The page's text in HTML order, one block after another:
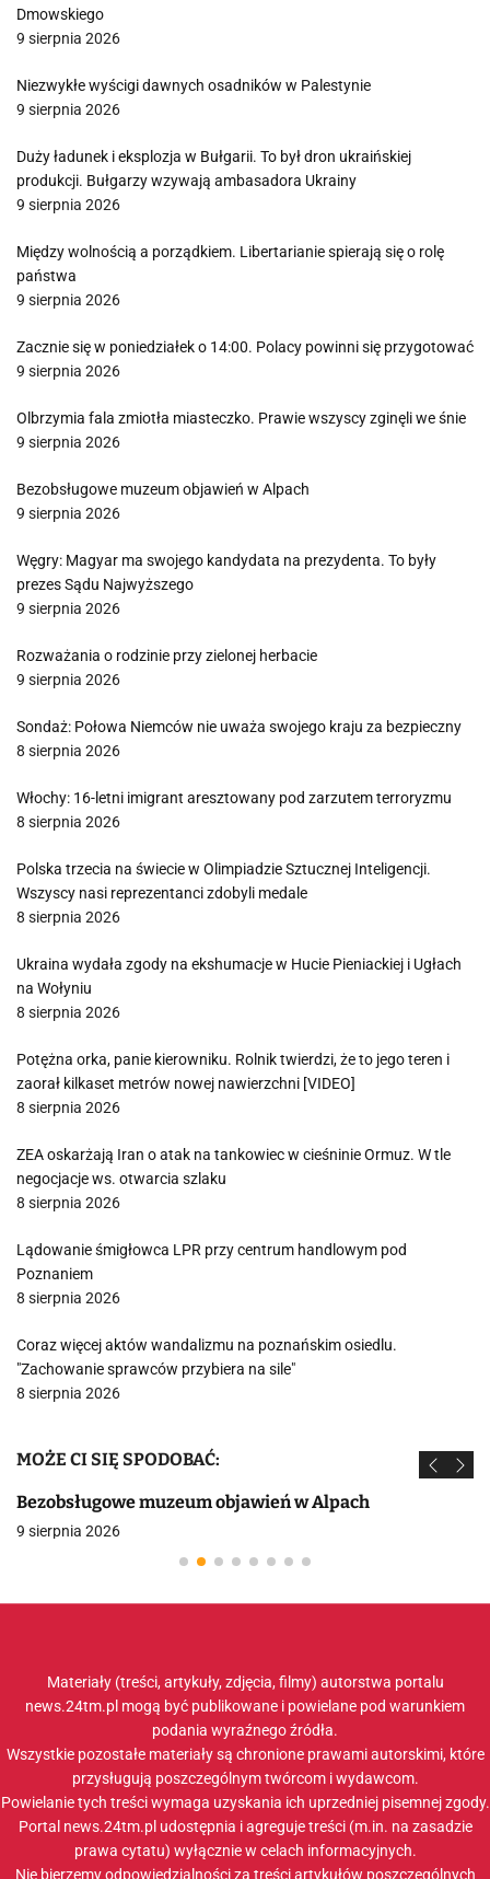
Dmowskiego
9 sierpnia 2026
Niezwykłe wyścigi dawnych osadników w Palestynie
9 sierpnia 2026
Duży ładunek i eksplozja w Bułgarii. To był dron ukraińskiej
produkcji. Bułgarzy wzywają ambasadora Ukrainy
9 sierpnia 2026
Między wolnością a porządkiem. Libertarianie spierają się o rolę
państwa
9 sierpnia 2026
Zacznie się w poniedziałek o 14:00. Polacy powinni się przygotować
9 sierpnia 2026
Olbrzymia fala zmiotła miasteczko. Prawie wszyscy zginęli we śnie
9 sierpnia 2026
Bezobsługowe muzeum objawień w Alpach
9 sierpnia 2026
Węgry: Magyar ma swojego kandydata na prezydenta. To były
prezes Sądu Najwyższego
9 sierpnia 2026
Rozważania o rodzinie przy zielonej herbacie
9 sierpnia 2026
Sondaż: Połowa Niemców nie uważa swojego kraju za bezpieczny
8 sierpnia 2026
Włochy: 16-letni imigrant aresztowany pod zarzutem terroryzmu
8 sierpnia 2026
Polska trzecia na świecie w Olimpiadzie Sztucznej Inteligencji.
Wszyscy nasi reprezentanci zdobyli medale
8 sierpnia 2026
Ukraina wydała zgody na ekshumacje w Hucie Pieniackiej i Ugłach
na Wołyniu
8 sierpnia 2026
Potężna orka, panie kierowniku. Rolnik twierdzi, że to jego teren i
zaorał kilkaset metrów nowej nawierzchni [VIDEO]
8 sierpnia 2026
ZEA oskarżają Iran o atak na tankowiec w cieśninie Ormuz. W tle
negocjacje ws. otwarcia szlaku
8 sierpnia 2026
Lądowanie śmigłowca LPR przy centrum handlowym pod
Poznaniem
8 sierpnia 2026
Coraz więcej aktów wandalizmu na poznańskim osiedlu.
"Zachowanie sprawców przybiera na sile"
8 sierpnia 2026
MOŻE CI SIĘ SPODOBAĆ:
Bezobsługowe muzeum objawień w Alpach
9 sierpnia 2026
Materiały (treści, artykuły, zdjęcia, filmy) autorstwa portalu
news.24tm.pl mogą być publikowane i powielane pod warunkiem
podania wyraźnego źródła.
Wszystkie pozostałe materiały są chronione prawami autorskimi, które
przysługują poszczególnym twórcom i wydawcom.
Powielanie tych treści wymaga uzyskania ich uprzedniej pisemnej zgody.
Portal news.24tm.pl udostępnia i agreguje treści (m.in. na zasadzie
prawa cytatu) wyłącznie w celach informacyjnych.
Nie bierzemy odpowiedzialności za treści artykułów poszczególnych